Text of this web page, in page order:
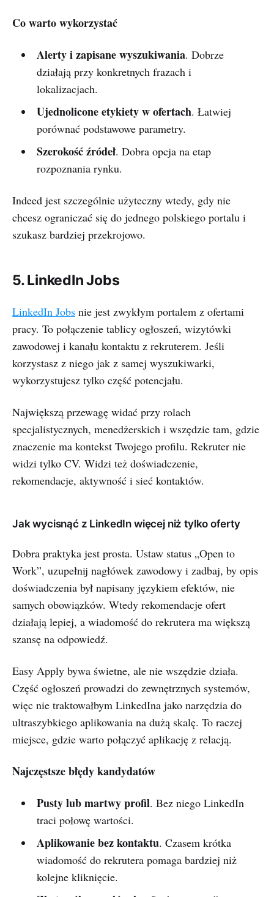
Co warto wykorzystać
Alerty i zapisane wyszukiwania. Dobrze
działają przy konkretnych frazach i
lokalizacjach.
Ujednolicone etykiety w ofertach. Łatwiej
porównać podstawowe parametry.
Szerokość źródeł. Dobra opcja na etap
rozpoznania rynku.
Indeed jest szczególnie użyteczny wtedy, gdy nie
chcesz ograniczać się do jednego polskiego portalu i
szukasz bardziej przekrojowo.
5. LinkedIn Jobs
LinkedIn Jobs nie jest zwykłym portalem z ofertami
pracy. To połączenie tablicy ogłoszeń, wizytówki
zawodowej i kanału kontaktu z rekruterem. Jeśli
korzystasz z niego jak z samej wyszukiwarki,
wykorzystujesz tylko część potencjału.
Największą przewagę widać przy rolach
specjalistycznych, menedżerskich i wszędzie tam, gdzie
znaczenie ma kontekst Twojego profilu. Rekruter nie
widzi tylko CV. Widzi też doświadczenie,
rekomendacje, aktywność i sieć kontaktów.
Jak wycisnąć z LinkedIn więcej niż tylko oferty
Dobra praktyka jest prosta. Ustaw status „Open to
Work”, uzupełnij nagłówek zawodowy i zadbaj, by opis
doświadczenia był napisany językiem efektów, nie
samych obowiązków. Wtedy rekomendacje ofert
działają lepiej, a wiadomość do rekrutera ma większą
szansę na odpowiedź.
Easy Apply bywa świetne, ale nie wszędzie działa.
Część ogłoszeń prowadzi do zewnętrznych systemów,
więc nie traktowałbym LinkedIna jako narzędzia do
ultraszybkiego aplikowania na dużą skalę. To raczej
miejsce, gdzie warto połączyć aplikację z relacją.
Najczęstsze błędy kandydatów
Pusty lub martwy profil. Bez niego LinkedIn
traci połowę wartości.
Aplikowanie bez kontaktu. Czasem krótka
wiadomość do rekrutera pomaga bardziej niż
kolejne kliknięcie.